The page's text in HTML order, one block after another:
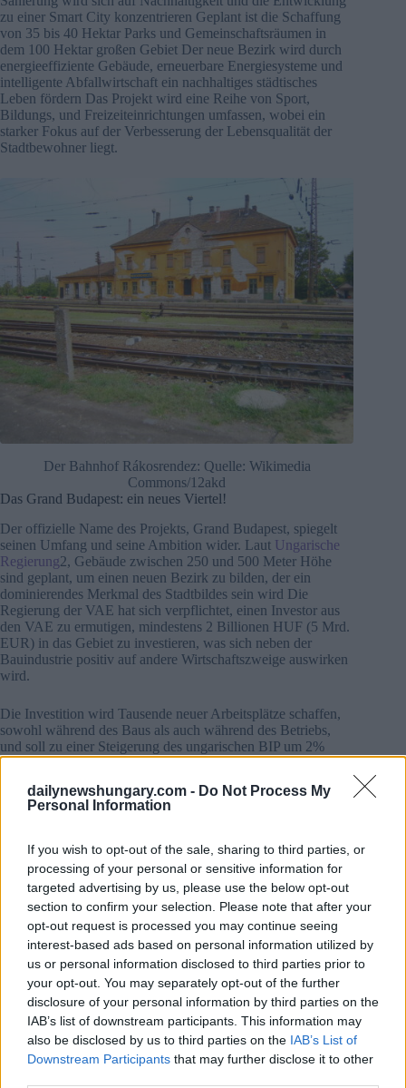
dailynewshungary.com - Do Not Process My
Personal Information
If you wish to opt-out of the sale, sharing to third parties, or
processing of your personal or sensitive information for
targeted advertising by us, please use the below opt-out
section to confirm your selection. Please note that after your
opt-out request is processed you may continue seeing
interest-based ads based on personal information utilized by
us or personal information disclosed to third parties prior to
your opt-out. You may separately opt-out of the further
disclosure of your personal information by third parties on the
IAB’s list of downstream participants. This information may
also be disclosed by us to third parties on the IAB’s List of
Downstream Participants that may further disclose it to other
zu einer Smart City konzentrieren Geplant ist die Schaffung
von 35 bis 40 Hektar Parks und Gemeinschaftsräumen in
dem 100 Hektar großen Gebiet Der neue Bezirk wird durch
energieeffiziente Gebäude, erneuerbare Energiesysteme und
intelligente Abfallwirtschaft ein nachhaltiges städtisches
Leben fördern Das Projekt wird eine Reihe von Sport,
Bildungs, und Freizeiteinrichtungen umfassen, wobei ein
starker Fokus auf der Verbesserung der Lebensqualität der
Stadtbewohner liegt.
Der Bahnhof Rákosrendez: Quelle: Wikimedia
Commons/12akd
Das Grand Budapest: ein neues Viertel!
Der offizielle Name des Projekts, Grand Budapest, spiegelt
seinen Umfang und seine Ambition wider. Laut Ungarische
Regierung2, Gebäude zwischen 250 und 500 Meter Höhe
sind geplant, um einen neuen Bezirk zu bilden, der ein
dominierendes Merkmal des Stadtbildes sein wird Die
Regierung der VAE hat sich verpflichtet, einen Investor aus
den VAE zu ermutigen, mindestens 2 Billionen HUF (5 Mrd.
EUR) in das Gebiet zu investieren, was sich neben der
Bauindustrie positiv auf andere Wirtschaftszweige auswirken
wird.
Die Investition wird Tausende neuer Arbeitsplätze schaffen,
sowohl während des Baus als auch während des Betriebs,
und soll zu einer Steigerung des ungarischen BIP um 2%
beitragen Immobilienwerte werden steigen, lokale
als Touristenziel wird deutlich gesteigert Eagle Hills betonte,
dass bei der Entwicklung den Interessen der lokalen
alle architektonischen und ökologischen Standards strikt
eingehalten werden.
Eagle Hills und Investoren
Laut Investoren aus Abu Dhabi zielt das Grand Budapest-
Projekt darauf ab, ein städtisches Umfeld zu schaffen, das
Nachhaltigkeit, Innovation und Gemeinschaftserlebnisse
bietet. LautVIlággazdaság„Das neue Viertel könnte ein
Vorbild für die Welt sein, wie ein verlassenes
Industriegelände in ein lebenswertes und modernes
Stadtviertel umgewandelt werden kann.
Eagle Hills zahlt den Kaufpreis für das Grundstück in drei